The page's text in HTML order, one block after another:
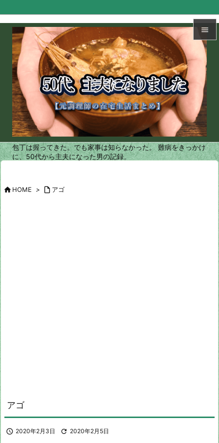


メニュ

サイド

前へ

次へ

検索
包丁は握ってきた。でも家事は知らなかった。 難病をきっかけ
に、50代から主夫になった男の記録。
HOME >  アゴ
アゴ
 2020年2月3日  2020年2月5日